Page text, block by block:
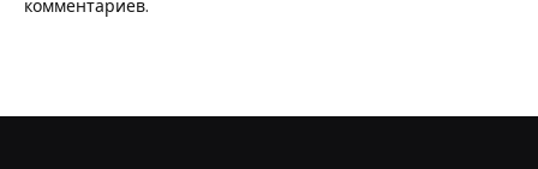
комментариев.